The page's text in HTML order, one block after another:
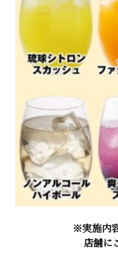
※実施内
店舗に